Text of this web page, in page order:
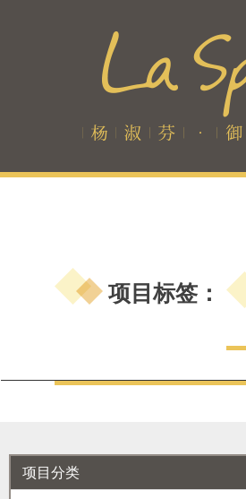
项目标签：
项目分类